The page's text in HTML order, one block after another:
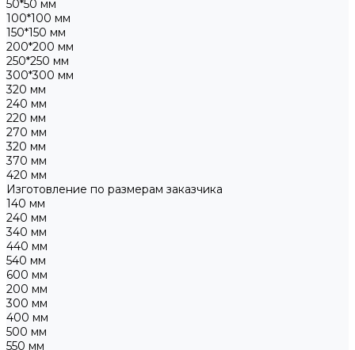
50*50 мм
100*100 мм
150*150 мм
200*200 мм
250*250 мм
300*300 мм
320 мм
240 мм
220 мм
270 мм
320 мм
370 мм
420 мм
Изготовление по размерам заказчика
140 мм
240 мм
340 мм
440 мм
540 мм
600 мм
200 мм
300 мм
400 мм
500 мм
550 мм